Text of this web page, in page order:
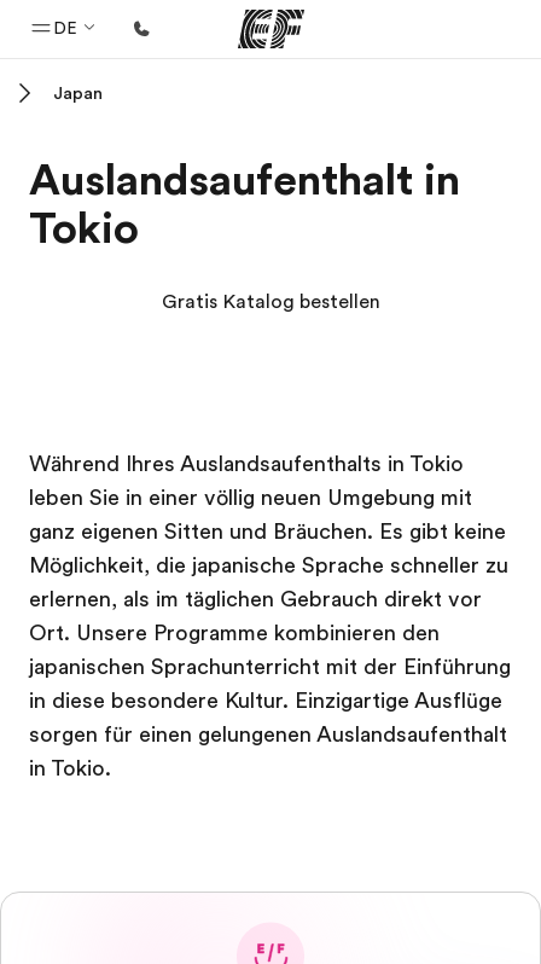
DE
Programme
Alle Programme ansehen
Karriere
Teil des Teams werden
Japan
Auslandsaufenthalt in
Tokio
Gratis Katalog bestellen
Während Ihres Auslandsaufenthalts in Tokio
leben Sie in einer völlig neuen Umgebung mit
ganz eigenen Sitten und Bräuchen. Es gibt keine
Möglichkeit, die japanische Sprache schneller zu
erlernen, als im täglichen Gebrauch direkt vor
Ort. Unsere Programme kombinieren den
japanischen Sprachunterricht mit der Einführung
in diese besondere Kultur. Einzigartige Ausflüge
sorgen für einen gelungenen Auslandsaufenthalt
in Tokio.